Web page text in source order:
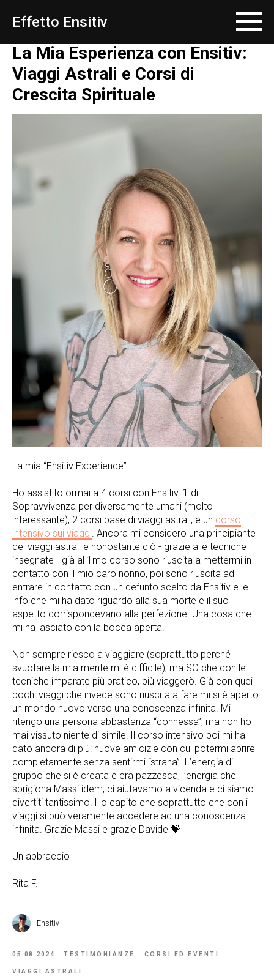
Effetto Ensitiv
La Mia Esperienza con Ensitiv:
Viaggi Astrali e Corsi di
Crescita Spirituale
La mia “Ensitiv Experience”
Ho assistito ormai a 4 corsi con Ensitiv: 1 di
Sopravvivenza per diversamente umani (molto
interessante), 2 corsi base di viaggi astrali, e un corso
intensivo sui viaggi. Ancora mi considero una principiante
dei viaggi astrali e nonostante ciò - grazie alle tecniche
insegnate - già al 1mo corso sono riuscita a mettermi in
contatto con il mio caro nonno, poi sono riuscita ad
entrare in contatto con un defunto scelto da Ensitiv e le
info che mi ha dato riguardo alla sua morte e il suo
aspetto corrispondevano alla perfezione. Una cosa che
mi ha lasciato con la bocca aperta.
Non sempre riesco a viaggiare (soprattutto perché
svuotare la mia mente mi è difficile), ma SO che con le
tecniche imparate più pratico, più viaggerò. Già con quei
pochi viaggi che invece sono riuscita a fare mi si è aperto
un mondo nuovo verso una conoscenza infinita. Mi
ritengo una persona abbastanza “connessa”, ma non ho
mai vissuto niente di simile! Il corso intensivo poi mi ha
dato ancora di più: nuove amicizie con cui potermi aprire
completamente senza sentirmi “strana”. L’energia di
gruppo che si è creata è era pazzesca, l’energia che
sprigiona Massi idem, ci aiutavamo a vicenda e ci siamo
divertiti tantissimo. Ho capito che soprattutto che con i
viaggi si può veramente accedere ad una conoscenza
infinita. Grazie Massi e grazie Davide 💝
Un abbraccio
Rita F.
Ensitiv
05.08.2024 TESTIMONIANZE CORSI ED EVENTI
VIAGGI ASTRALI